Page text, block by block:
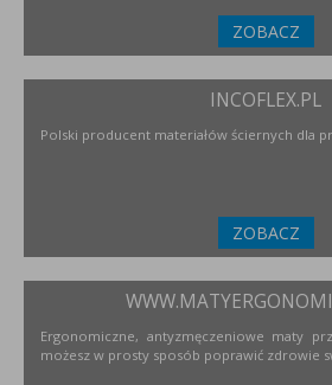
ZOBACZ
INCOFLEX.PL
Polski producent materiałów ściernych dla
ZOBACZ
Ergonomiczne, antyzmęczeniowe maty
możesz w prosty sposób poprawić zdrowie